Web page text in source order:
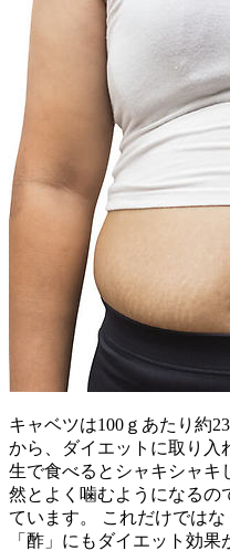
キャベツは100ｇあたり約
から、ダイエットに取り入
生で食べるとシャキシャキ
然とよく噛むようになるの
ています。 これだけでは
「酢」にもダイエット効